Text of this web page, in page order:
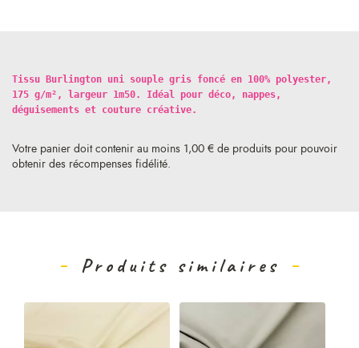
Votre panier doit contenir au moins 1,00 € de produits pour pouvoir
obtenir des récompenses fidélité.
Tissu Burlington uni souple gris foncé en 100% polyester,
175 g/m², largeur 1m50. Idéal pour déco, nappes,
déguisements et couture créative.
Produits similaires